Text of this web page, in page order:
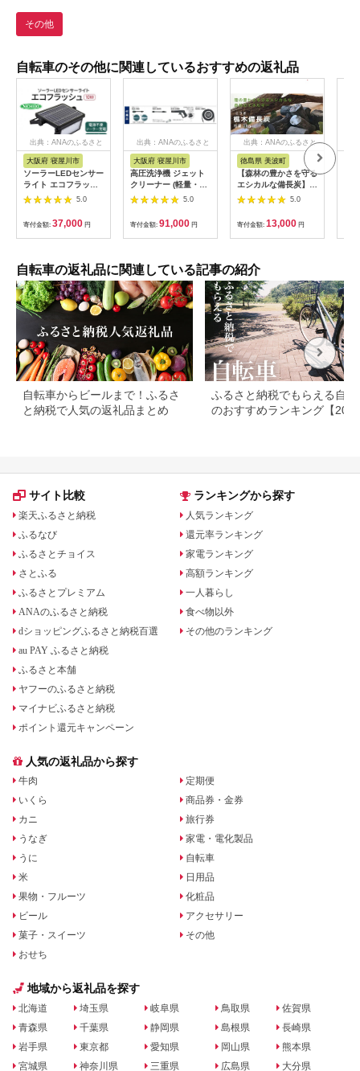
その他
自転車のその他に関連しているおすすめの返礼品
出典：ANAのふるさと
大阪府 寝屋川市
ソーラーLEDセンサー
ライト エコフラッシ
ュ10W｜防犯 防災グ
ッズ エコグッズ 太陽
光発電 節電 安全 LED
ライト ソーラー 人感
センサー 自動点灯 コ
[0817]
5.0
寄付金額: 37,000 円
出典：ANAのふるさと
大阪府 寝屋川市
高圧洗浄機 ジェット
クリーナー (軽量・コ
ンパクト)｜プロ仕様
パワフル 洗車 大掃除
掃除用品 ガーデニン
グ アウトドア 庭 階段
タイル コンクリート
汚れ 黒ずみ 床掃除 玄
関掃除 網戸掃除 水垢
外壁 階段 [0819]
5.0
寄付金額: 91,000 円
出典：ANAのふるさと
納税
徳島県 美波町
【森林の豊かさを守る
エシカルな備長炭】樵
木（こりき）備長炭
5.0
寄付金額: 13,000 円
自転車の返礼品に関連している記事の紹介
自転車からビールまで！ふるさ
と納税で人気の返礼品まとめ
ふるさと納税でもらえる自転
のおすすめランキング【
サイト比較
楽天ふるさと納税
ふるなび
ふるさとチョイス
さとふる
ふるさとプレミアム
ANAのふるさと納税
dショッピングふるさと納税百選
au PAY ふるさと納税
ふるさと本舗
ヤフーのふるさと納税
マイナビふるさと納税
ポイント還元キャンペーン
ランキングから探す
人気ランキング
還元率ランキング
家電ランキング
高額ランキング
一人暮らし
食べ物以外
その他のランキング
人気の返礼品から探す
牛肉
いくら
カニ
うなぎ
うに
米
果物・フルーツ
ビール
菓子・スイーツ
おせち
定期便
商品券・金券
旅行券
家電・電化製品
自転車
日用品
化粧品
アクセサリー
その他
地域から返礼品を探す
北海道
青森県
岩手県
宮城県
埼玉県
千葉県
東京都
神奈川県
岐阜県
静岡県
愛知県
三重県
鳥取県
島根県
岡山県
広島県
佐賀県
長崎県
熊本県
大分県